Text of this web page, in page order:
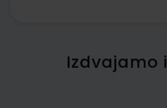
Izdvajamo